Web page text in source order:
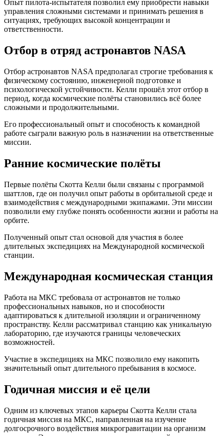
Опыт пилота-испытателя позволил ему приобрести навыки
управления сложными системами и принимать решения в
ситуациях, требующих высокой концентрации и
ответственности.
Отбор в отряд астронавтов NASA
Отбор астронавтов NASA предполагал строгие требования к
физическому состоянию, инженерной подготовке и
психологической устойчивости. Келли прошёл этот отбор в
период, когда космические полёты становились всё более
сложными и продолжительными.
Его профессиональный опыт и способность к командной
работе сыграли важную роль в назначении на ответственные
миссии.
Ранние космические полёты
Первые полёты Скотта Келли были связаны с программой
шаттлов, где он получил опыт работы в орбитальной среде и
взаимодействия с международными экипажами. Эти миссии
позволили ему глубже понять особенности жизни и работы на
орбите.
Полученный опыт стал основой для участия в более
длительных экспедициях на Международной космической
станции.
Международная космическая станция
Работа на МКС требовала от астронавтов не только
профессиональных навыков, но и способности
адаптироваться к длительной изоляции и ограниченному
пространству. Келли рассматривал станцию как уникальную
лабораторию, где изучаются границы человеческих
возможностей.
Участие в экспедициях на МКС позволило ему накопить
значительный опыт длительного пребывания в космосе.
Годичная миссия и её цели
Одним из ключевых этапов карьеры Скотта Келли стала
годичная миссия на МКС, направленная на изучение
долгосрочного воздействия микрогравитации на организм